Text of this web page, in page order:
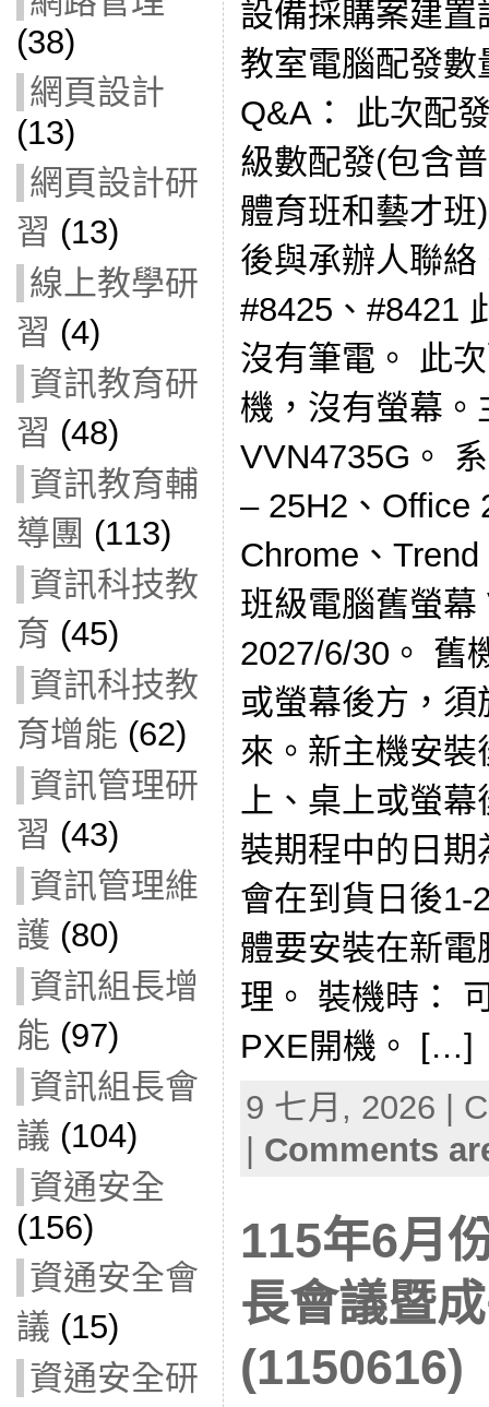
(38)
網頁設計
(13)
網頁設計研
習 (13)
線上教學研
習 (4)
資訊教育研
習 (48)
資訊教育輔
導團 (113)
資訊科技教
育 (45)
資訊科技教
育增能 (62)
資訊管理研
習 (43)
資訊管理維
護 (80)
資訊組長增
能 (97)
資訊組長會
議 (104)
資通安全
(156)
資通安全會
議 (15)
資通安全研
設備採購案建
教室電腦配發
Q&A： 此次配
級數配發(包含
體育班和藝才
後與承辦人聯
#8425、#8421
沒有筆電。 此
機，沒有螢幕
VVN4735G。
– 25H2、Office
Chrome、
班級電腦舊螢
2027/6/30。 舊
或螢幕後方，
來。新主機安
上、桌上或螢
裝期程中的日
會在到貨日後1-
體要安裝在新
理。 裝機時：
PXE開機。 […]
9 七月, 2026 |
Comments
115年6月
長會議暨
(1150616)